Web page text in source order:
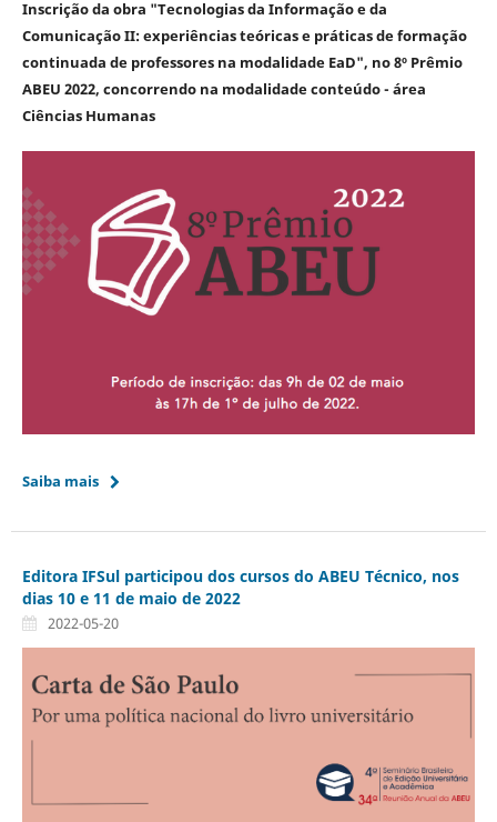
Inscrição da obra "Tecnologias da Informação e da
Comunicação II: experiências teóricas e práticas de formação
continuada de professores na modalidade EaD", no 8º Prêmio
ABEU 2022, concorrendo na modalidade conteúdo - área
Ciências Humanas
Saiba mais
Editora IFSul participou dos cursos do ABEU Técnico, nos
dias 10 e 11 de maio de 2022
2022-05-20